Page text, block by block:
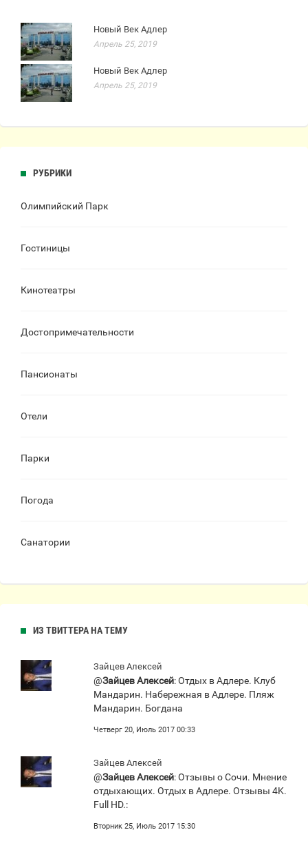
Новый Век Адлер
Апрель 25, 2019
Новый Век Адлер
Апрель 25, 2019
РУБРИКИ
Олимпийский Парк
Гостиницы
Кинотеатры
Достопримечательности
Пансионаты
Отели
Парки
Погода
Санатории
ИЗ ТВИТТЕРА НА ТЕМУ
Зайцев Алексей
@Зайцев Алексей: Отдых в Адлере. Клуб
Мандарин. Набережная в Адлере. Пляж
Мандарин. Богдана
Четверг 20, Июль 2017 00:33
Зайцев Алексей
@Зайцев Алексей: Отзывы о Сочи. Мнение
отдыхающих. Отдых в Адлере. Отзывы 4K.
Full HD.:
Вторник 25, Июль 2017 15:30